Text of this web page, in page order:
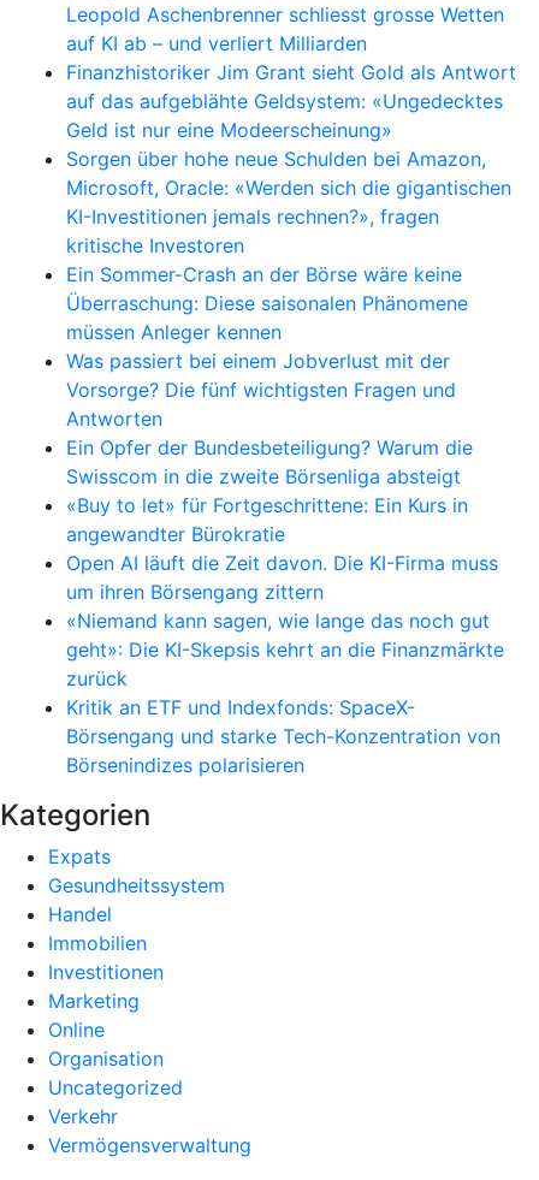
Leopold Aschenbrenner schliesst grosse Wetten
auf KI ab – und verliert Milliarden
Finanzhistoriker Jim Grant sieht Gold als Antwort
auf das aufgeblähte Geldsystem: «Ungedecktes
Geld ist nur eine Modeerscheinung»
Sorgen über hohe neue Schulden bei Amazon,
Microsoft, Oracle: «Werden sich die gigantischen
KI-Investitionen jemals rechnen?», fragen
kritische Investoren
Ein Sommer-Crash an der Börse wäre keine
Überraschung: Diese saisonalen Phänomene
müssen Anleger kennen
Was passiert bei einem Jobverlust mit der
Vorsorge? Die fünf wichtigsten Fragen und
Antworten
Ein Opfer der Bundesbeteiligung? Warum die
Swisscom in die zweite Börsenliga absteigt
«Buy to let» für Fortgeschrittene: Ein Kurs in
angewandter Bürokratie
Open AI läuft die Zeit davon. Die KI-Firma muss
um ihren Börsengang zittern
«Niemand kann sagen, wie lange das noch gut
geht»: Die KI-Skepsis kehrt an die Finanzmärkte
zurück
Kritik an ETF und Indexfonds: SpaceX-
Börsengang und starke Tech-Konzentration von
Börsenindizes polarisieren
Kategorien
Expats
Gesundheitssystem
Handel
Immobilien
Investitionen
Marketing
Online
Organisation
Uncategorized
Verkehr
Vermögensverwaltung